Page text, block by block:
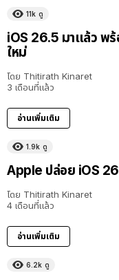
11k ดู
iOS 26.5 มาแล้ว พ
ใหม่
โดย Thitirath Kinaret
3 เดือนที่แล้ว
อ่านเพิ่มเติม
1.9k ดู
Apple ปล่อย iOS
โดย Thitirath Kinaret
4 เดือนที่แล้ว
อ่านเพิ่มเติม
6.2k ดู